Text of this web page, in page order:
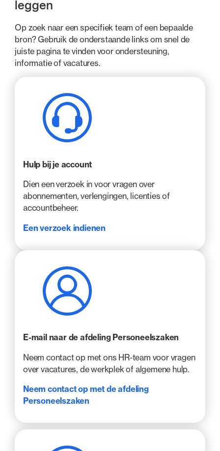
leggen
Op zoek naar een specifiek team of een bepaalde
bron? Gebruik de onderstaande links om snel de
juiste pagina te vinden voor ondersteuning,
informatie of vacatures.
Hulp bij je account
Dien een verzoek in voor vragen over
abonnementen, verlengingen, licenties of
accountbeheer.
Een verzoek indienen
E-mail naar de afdeling Personeelszaken
Neem contact op met ons HR-team voor vragen
over vacatures, de werkplek of algemene hulp.
Neem contact op met de afdeling
Personeelszaken